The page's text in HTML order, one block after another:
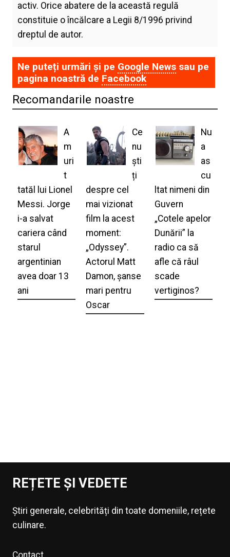
activ. Orice abatere de la această regulă
constituie o încălcare a Legii 8/1996 privind
dreptul de autor.
Ne puteți urmări și pe Google Newssau pe
pagina noastră de Facebook
Recomandarile noastre
A
m
uri
t
tatăl lui Lionel
Messi. Jorge
i-a salvat
cariera când
starul
argentinian
avea doar 13
ani
Ce
nu
ști
ți
despre cel
mai vizionat
film la acest
moment:
„Odyssey”.
Actorul Matt
Damon, șanse
mari pentru
Oscar
Nu
a
as
cu
ltat nimeni din
Guvern
„Cotele apelor
Dunării” la
radio ca să
afle că râul
scade
vertiginos?
REȚETE ȘI VEDETE
Știri generale, celebrități din toate domeniile, rețete
culinare.